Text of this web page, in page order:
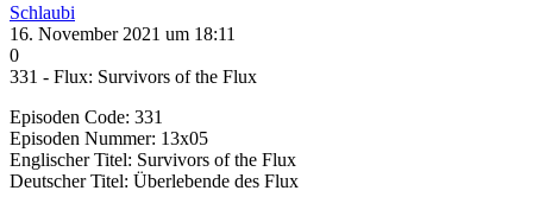
Schlaubi
16. November 2021 um 18:11
0
331 - Flux: Survivors of the Flux
Episoden Code: 331
Episoden Nummer: 13x05
Englischer Titel: Survivors of the Flux
Deutscher Titel: Überlebende des Flux